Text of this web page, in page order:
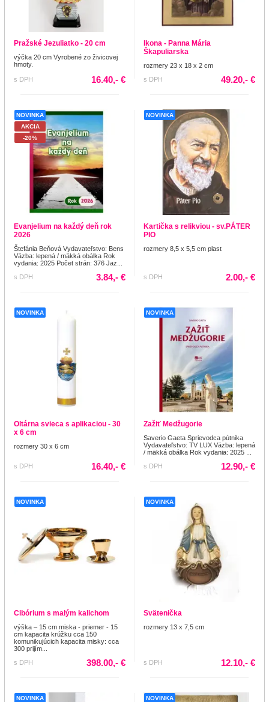
Pražské Jezuliatko - 20 cm
výčka 20 cm Vyrobené zo živicovej
hmoty.
s DPH 16.40,- €
Ikona - Panna Mária
Škapuliarska
rozmery 23 x 18 x 2 cm
s DPH
49.20,- €
NOVINKA
AKCIA
-20%
Evanjelium na každý deň rok
2026
Štefánia Beňová Vydavateľstvo: Bens
Väzba: lepená / mäkká obálka Rok
vydania: 2025 Počet strán: 376 Jaz...
s DPH
3.84,- €
NOVINKA
Kartička s relikviou - sv.PÁTER
PIO
rozmery 8,5 x 5,5 cm plast
s DPH 2.00,- €
NOVINKA
Oltárna svieca s aplikaciou - 30
x 6 cm
rozmery 30 x 6 cm
s DPH 16.40,- €
NOVINKA
Zažiť Medžugorie
Saverio Gaeta Sprievodca pútnika
Vydavateľstvo: TV LUX Väzba: lepená
/ mäkká obálka Rok vydania: 2025 ...
s DPH
12.90,- €
NOVINKA
Cibórium s malým kalichom
výška – 15 cm miska - priemer - 15
cm kapacita krúžku cca 150
komunikujúcich kapacita misky: cca
300 prijím...
s DPH
398.00,- €
NOVINKA
Svätenička
rozmery 13 x 7,5 cm
s DPH 12.10,- €
NOVINKA NOVINKA